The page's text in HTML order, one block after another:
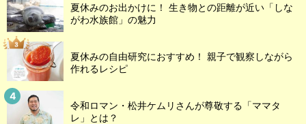
夏休みのお出かけに！ 生き物との距離が近い「しな
がわ水族館」の魅力
夏休みの自由研究におすすめ！ 親子で観察しながら
作れるレシピ
令和ロマン・松井ケムリさんが尊敬する「ママタ
レ」とは？